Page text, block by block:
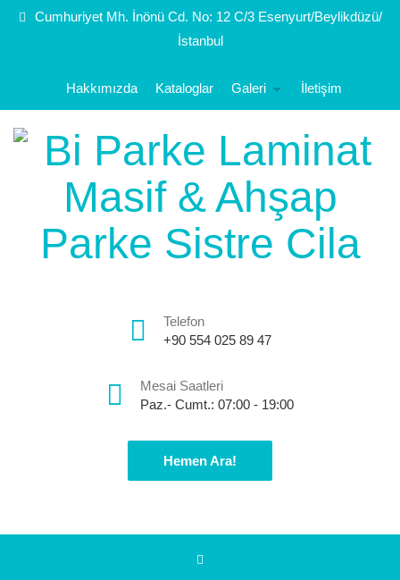
Cumhuriyet Mh. İnönü Cd. No: 12 C/3 Esenyurt/Beylikdüzü/
İstanbul
Hakkımızda Kataloglar Galeri İletişim
Telefon
+90 554 025 89 47
Mesai Saatleri
Paz.- Cumt.: 07:00 - 19:00
Hemen Ara!